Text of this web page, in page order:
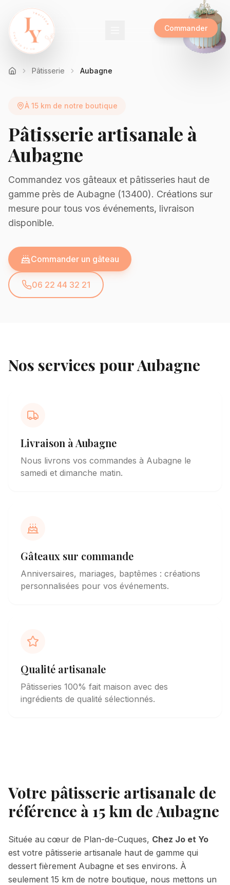
Commander
Pâtisserie Aubagne
À 15 km de notre boutique
Pâtisserie artisanale à
Aubagne
Commandez vos gâteaux et pâtisseries haut de
gamme près de Aubagne (13400). Créations sur
mesure pour tous vos événements, livraison
disponible.
Commander un gâteau
06 22 44 32 21
Nos services pourAubagne
Livraison à Aubagne
Nous livrons vos commandes à Aubagne le
samedi et dimanche matin.
Gâteaux sur commande
Anniversaires, mariages, baptêmes : créations
personnalisées pour vos événements.
Qualité artisanale
Pâtisseries 100% fait maison avec des
ingrédients de qualité sélectionnés.
Votre pâtisserie artisanale de
référence à 15 km de Aubagne
Située au cœur de Plan-de-Cuques, Chez Jo et Yo
est votre pâtisserie artisanale haut de gamme qui
dessert fièrement Aubagne et ses environs. À
seulement 15 km de notre boutique, nous mettons un